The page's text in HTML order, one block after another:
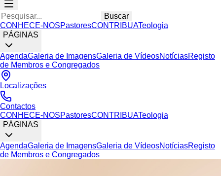
Buscar
CONHECE-NOSPastoresCONTRIBUATeologia
PÁGINAS
AgendaGaleria de ImagensGaleria de VídeosNotíciasRegisto
de Membros e Congregados
Localizações
Contactos
CONHECE-NOSPastoresCONTRIBUATeologia
PÁGINAS
AgendaGaleria de ImagensGaleria de VídeosNotíciasRegisto
de Membros e Congregados